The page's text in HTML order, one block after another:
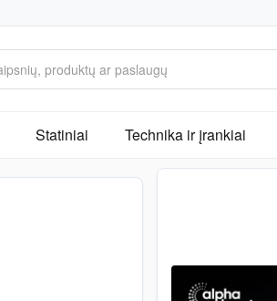
Statiniai Technika ir įrankiai